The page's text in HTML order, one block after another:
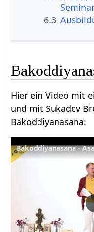
6.3
Hier ein Video mit
und mit Sukadev
Bakoddiyanasana:
Bakoddiyanasana -